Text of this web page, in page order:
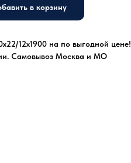
в корзину
12x1900 на по выгодной
Самовывоз Москва и МО